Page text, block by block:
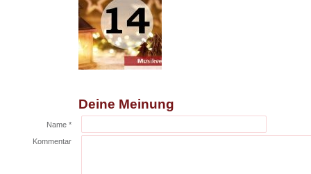
Deine Meinung
Name *
Kommentar